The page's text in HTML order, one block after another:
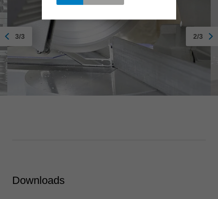
3/3 2/3
Downloads